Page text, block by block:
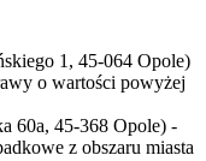
1, 45-064 Opole)
o wartości powyżej
60a, 45-368 Opole) -
z obszaru miasta